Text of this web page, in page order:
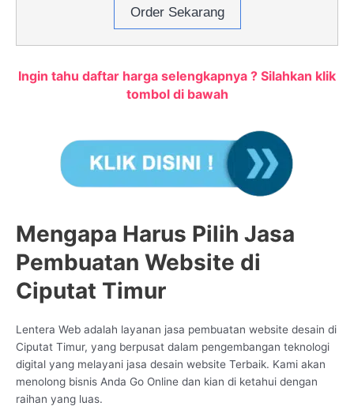
Order Sekarang
Ingin tahu daftar harga selengkapnya ? Silahkan klik
tombol di bawah
Mengapa Harus Pilih Jasa
Pembuatan Website di
Ciputat Timur
Lentera Web adalah layanan jasa pembuatan website desain di
Ciputat Timur, yang berpusat dalam pengembangan teknologi
digital yang melayani jasa desain website Terbaik. Kami akan
menolong bisnis Anda Go Online dan kian di ketahui dengan
raihan yang luas.